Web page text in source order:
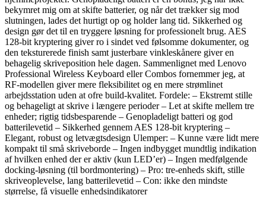
bekymret mig om at skifte batterier, og når det trækker sig mod
slutningen, lades det hurtigt op og holder lang tid. Sikkerhed og
design gør det til en tryggere løsning for professionelt brug. AES
128-bit kryptering giver ro i sindet ved følsomme dokumenter, og
den teksturerede finish samt justerbare vinkleskånere giver en
behagelig skriveposition hele dagen. Sammenlignet med Lenovo
Professional Wireless Keyboard eller Combos fornemmer jeg, at
RF-modellen giver mere fleksibilitet og en mere strømlinet
arbejdsstation uden at ofre build-kvalitet. Fordele: – Ekstremt stille
og behageligt at skrive i længere perioder – Let at skifte mellem tre
enheder; rigtig tidsbesparende – Genopladeligt batteri og god
batterilevetid – Sikkerhed gennem AES 128-bit kryptering –
Elegant, robust og letvægtsdesign Ulemper: – Kunne være lidt mere
kompakt til små skriveborde – Ingen indbygget mundtlig indikation
af hvilken enhed der er aktiv (kun LED’er) – Ingen medfølgende
docking-løsning (til bordmontering) – Pro: tre-enheds skift, stille
skriveoplevelse, lang batterilevetid – Con: ikke den mindste
størrelse, få visuelle enhedsindikatorer